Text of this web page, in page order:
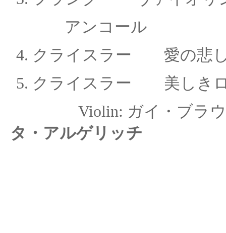
アンコール
4. クライスラー 愛の悲
5. クライスラー 美しき
Violin: ガイ・ブ
タ・アルゲリッチ